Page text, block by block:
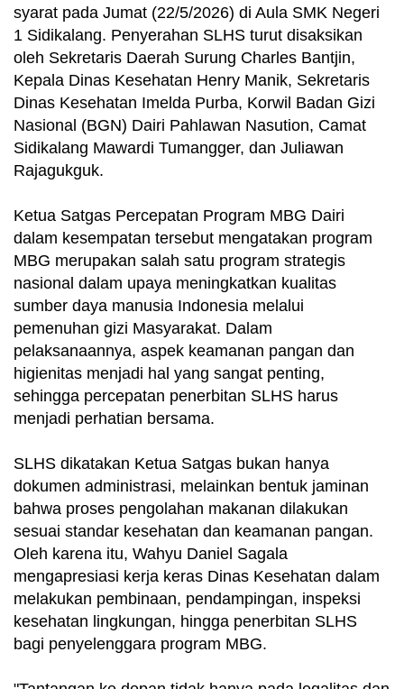
syarat pada Jumat (22/5/2026) di Aula SMK Negeri
1 Sidikalang. Penyerahan SLHS turut disaksikan
oleh Sekretaris Daerah Surung Charles Bantjin,
Kepala Dinas Kesehatan Henry Manik, Sekretaris
Dinas Kesehatan Imelda Purba, Korwil Badan Gizi
Nasional (BGN) Dairi Pahlawan Nasution, Camat
Sidikalang Mawardi Tumangger, dan Juliawan
Rajagukguk.
Ketua Satgas Percepatan Program MBG Dairi
dalam kesempatan tersebut mengatakan program
MBG merupakan salah satu program strategis
nasional dalam upaya meningkatkan kualitas
sumber daya manusia Indonesia melalui
pemenuhan gizi Masyarakat. Dalam
pelaksanaannya, aspek keamanan pangan dan
higienitas menjadi hal yang sangat penting,
sehingga percepatan penerbitan SLHS harus
menjadi perhatian bersama.
SLHS dikatakan Ketua Satgas bukan hanya
dokumen administrasi, melainkan bentuk jaminan
bahwa proses pengolahan makanan dilakukan
sesuai standar kesehatan dan keamanan pangan.
Oleh karena itu, Wahyu Daniel Sagala
mengapresiasi kerja keras Dinas Kesehatan dalam
melakukan pembinaan, pendampingan, inspeksi
kesehatan lingkungan, hingga penerbitan SLHS
bagi penyelenggara program MBG.